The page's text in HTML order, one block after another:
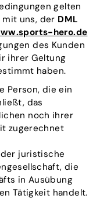
gelten
mit uns, der DML
hero.de
des Kunden
ihrer Geltung
haben.
Person, die ein
das
noch ihrer
zugerechnet
juristische
die
in Ausübung
Tätigkeit handelt.